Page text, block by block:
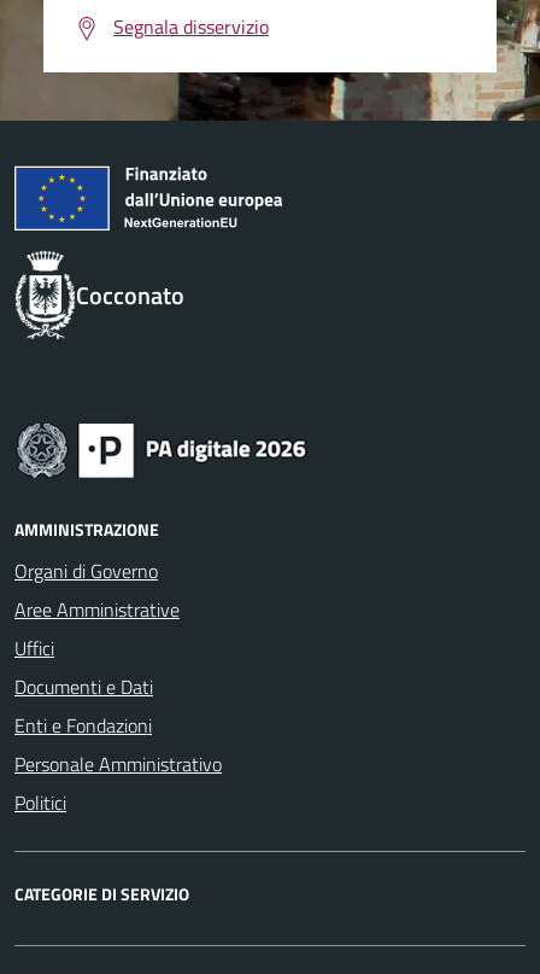
Segnala disservizio
Cocconato
AMMINISTRAZIONE
Organi di Governo
Aree Amministrative
Uffici
Documenti e Dati
Enti e Fondazioni
Personale Amministrativo
Politici
CATEGORIE DI SERVIZIO